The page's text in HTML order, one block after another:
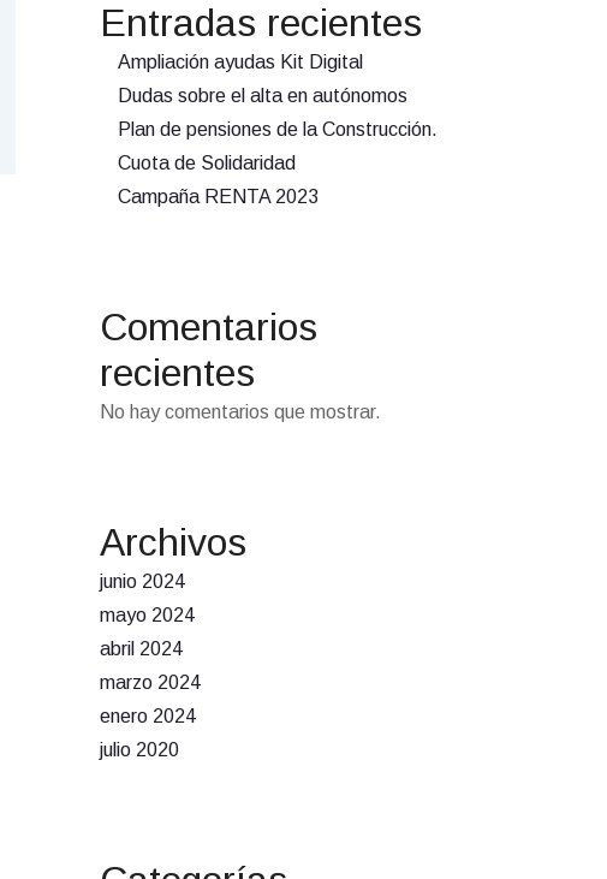
Entradas recientes
Ampliación ayudas Kit Digital
Dudas sobre el alta en autónomos
Plan de pensiones de la Construcción.
Cuota de Solidaridad
Campaña RENTA 2023
Comentarios
recientes
No hay comentarios que mostrar.
Archivos
junio 2024
mayo 2024
abril 2024
marzo 2024
enero 2024
julio 2020